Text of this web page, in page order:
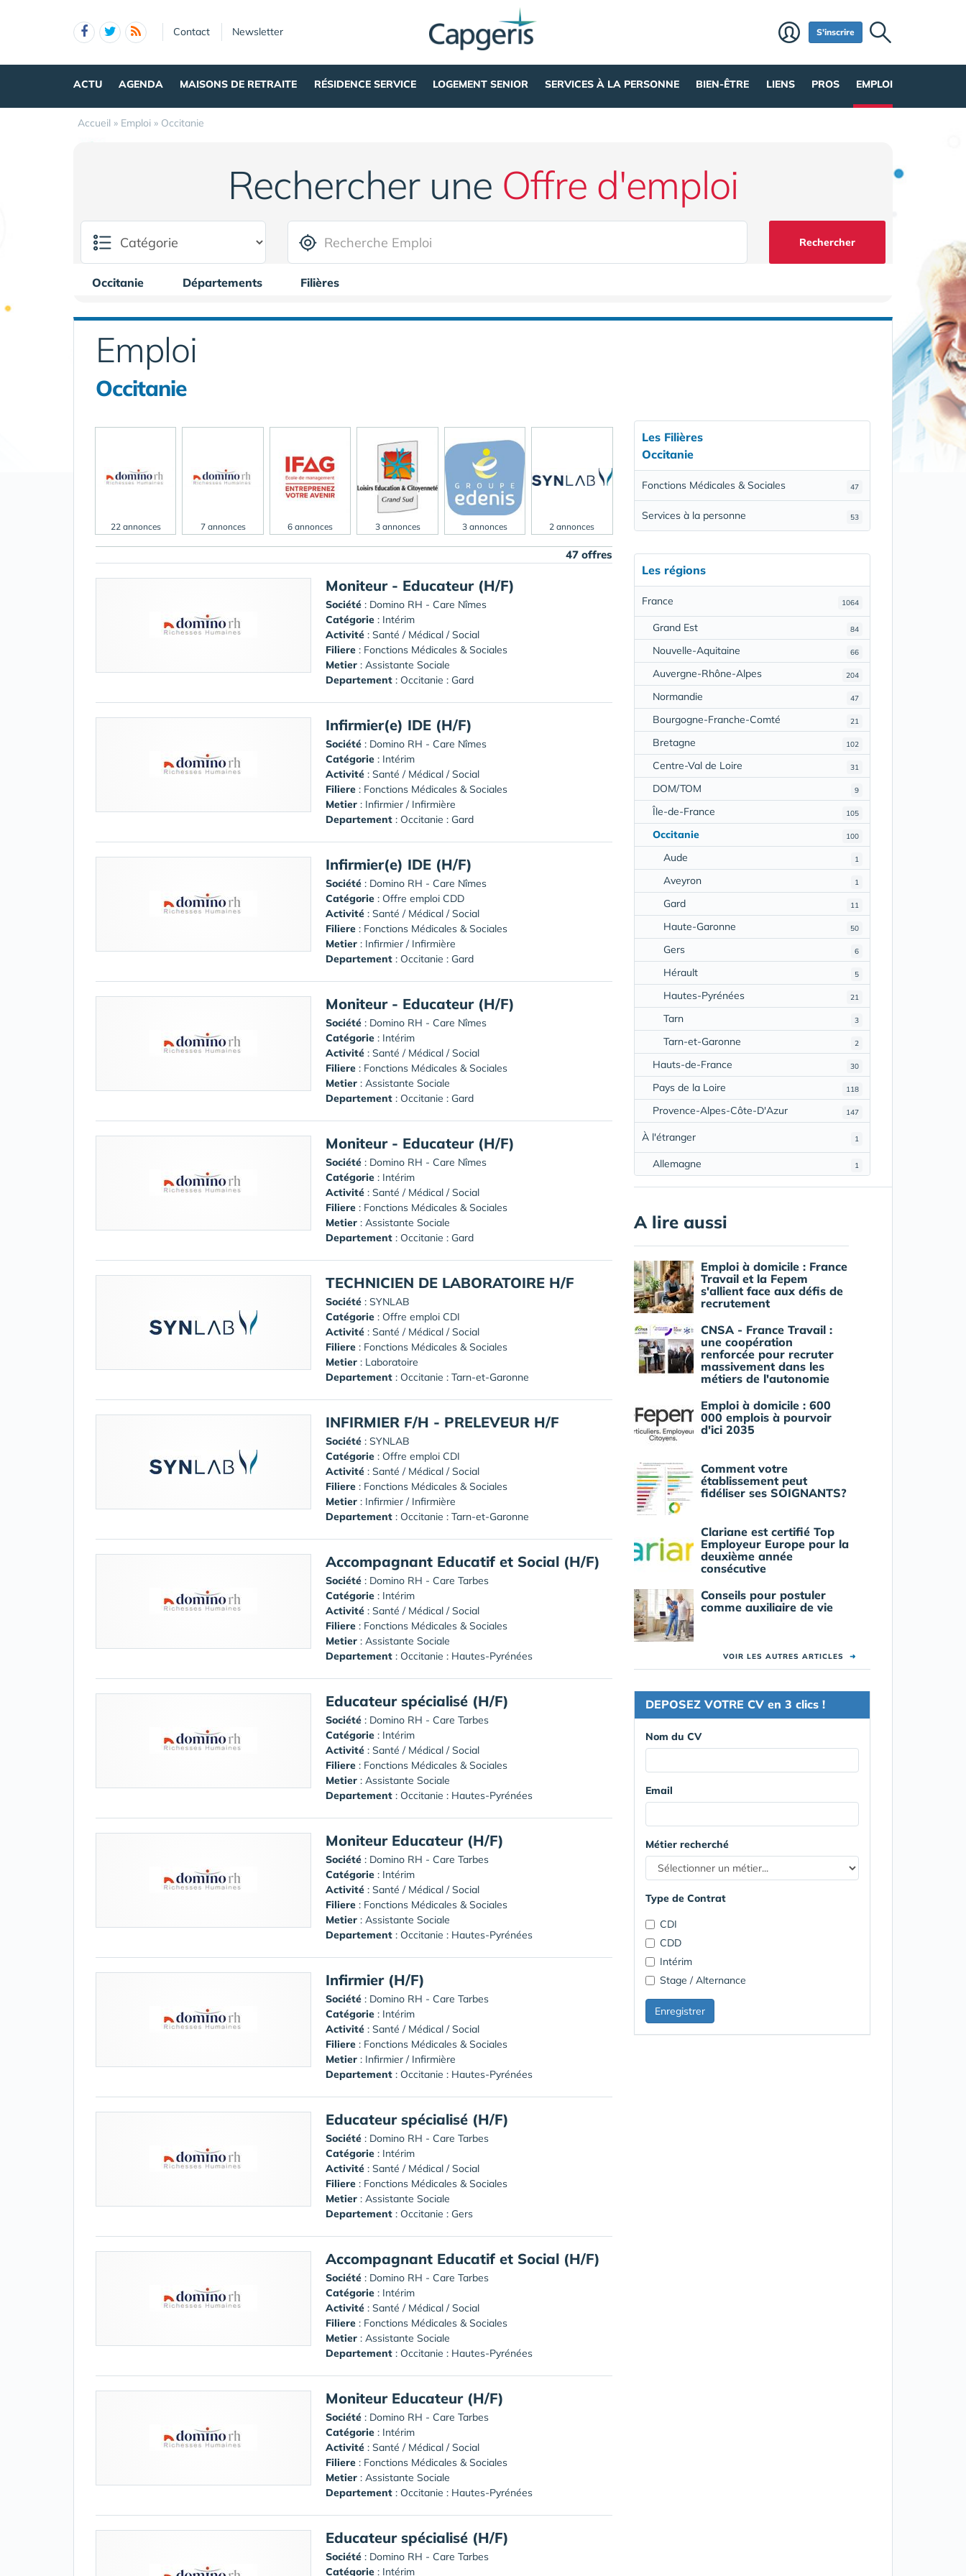
Contact Newsletter S'inscrire
ACTU AGENDA MAISONS DE RETRAITE RÉSIDENCE SERVICE LOGEMENT SENIOR SERVICES À LA PERSONNE BIEN-ÊTRE LIENS PROS EMPLOI
Accueil » Emploi » Occitanie
Rechercher une Offre d'emploi
Rechercher
Occitanie Départements Filières
Emploi
Occitanie
22 annonces 7 annonces 6 annonces 3 annonces 3 annonces 2 annonces
47 offres
Moniteur - Educateur (H/F)
Société : Domino RH - Care Nîmes
Catégorie : Intérim
Activité : Santé / Médical / Social
Filiere : Fonctions Médicales & Sociales
Metier : Assistante Sociale
Departement : Occitanie : Gard
Infirmier(e) IDE (H/F)
Société : Domino RH - Care Nîmes
Catégorie : Intérim
Activité : Santé / Médical / Social
Filiere : Fonctions Médicales & Sociales
Metier : Infirmier / Infirmière
Departement : Occitanie : Gard
Infirmier(e) IDE (H/F)
Société : Domino RH - Care Nîmes
Catégorie : Offre emploi CDD
Activité : Santé / Médical / Social
Filiere : Fonctions Médicales & Sociales
Metier : Infirmier / Infirmière
Departement : Occitanie : Gard
Moniteur - Educateur (H/F)
Société : Domino RH - Care Nîmes
Catégorie : Intérim
Activité : Santé / Médical / Social
Filiere : Fonctions Médicales & Sociales
Metier : Assistante Sociale
Departement : Occitanie : Gard
Moniteur - Educateur (H/F)
Société : Domino RH - Care Nîmes
Catégorie : Intérim
Activité : Santé / Médical / Social
Filiere : Fonctions Médicales & Sociales
Metier : Assistante Sociale
Departement : Occitanie : Gard
TECHNICIEN DE LABORATOIRE H/F
Société : SYNLAB
Catégorie : Offre emploi CDI
Activité : Santé / Médical / Social
Filiere : Fonctions Médicales & Sociales
Metier : Laboratoire
Departement : Occitanie : Tarn-et-Garonne
INFIRMIER F/H - PRELEVEUR H/F
Société : SYNLAB
Catégorie : Offre emploi CDI
Activité : Santé / Médical / Social
Filiere : Fonctions Médicales & Sociales
Metier : Infirmier / Infirmière
Departement : Occitanie : Tarn-et-Garonne
Accompagnant Educatif et Social (H/F)
Société : Domino RH - Care Tarbes
Catégorie : Intérim
Activité : Santé / Médical / Social
Filiere : Fonctions Médicales & Sociales
Metier : Assistante Sociale
Departement : Occitanie : Hautes-Pyrénées
Educateur spécialisé (H/F)
Société : Domino RH - Care Tarbes
Catégorie : Intérim
Activité : Santé / Médical / Social
Filiere : Fonctions Médicales & Sociales
Metier : Assistante Sociale
Departement : Occitanie : Hautes-Pyrénées
Moniteur Educateur (H/F)
Société : Domino RH - Care Tarbes
Catégorie : Intérim
Activité : Santé / Médical / Social
Filiere : Fonctions Médicales & Sociales
Metier : Assistante Sociale
Departement : Occitanie : Hautes-Pyrénées
Infirmier (H/F)
Société : Domino RH - Care Tarbes
Catégorie : Intérim
Activité : Santé / Médical / Social
Filiere : Fonctions Médicales & Sociales
Metier : Infirmier / Infirmière
Departement : Occitanie : Hautes-Pyrénées
Educateur spécialisé (H/F)
Société : Domino RH - Care Tarbes
Catégorie : Intérim
Activité : Santé / Médical / Social
Filiere : Fonctions Médicales & Sociales
Metier : Assistante Sociale
Departement : Occitanie : Gers
Accompagnant Educatif et Social (H/F)
Société : Domino RH - Care Tarbes
Catégorie : Intérim
Activité : Santé / Médical / Social
Filiere : Fonctions Médicales & Sociales
Metier : Assistante Sociale
Departement : Occitanie : Hautes-Pyrénées
Moniteur Educateur (H/F)
Société : Domino RH - Care Tarbes
Catégorie : Intérim
Activité : Santé / Médical / Social
Filiere : Fonctions Médicales & Sociales
Metier : Assistante Sociale
Departement : Occitanie : Hautes-Pyrénées
Educateur spécialisé (H/F)
Société : Domino RH - Care Tarbes
Catégorie : Intérim
Les Filières
Occitanie
47
Fonctions Médicales & Sociales
53
Services à la personne
Les régions
1064
France
84
Grand Est
66
Nouvelle-Aquitaine
204
Auvergne-Rhône-Alpes
47
Normandie
21
Bourgogne-Franche-Comté
102
Bretagne
31
Centre-Val de Loire
9
DOM/TOM
105
Île-de-France
100
Occitanie
1
Aude
1
Aveyron
11
Gard
50
Haute-Garonne
6
Gers
5
Hérault
21
Hautes-Pyrénées
3
Tarn
2
Tarn-et-Garonne
30
Hauts-de-France
118
Pays de la Loire
147
Provence-Alpes-Côte-D'Azur
1
À l'étranger
1
Allemagne
A lire aussi
Emploi à domicile : France
Travail et la Fepem
s'allient face aux défis de
recrutement
CNSA - France Travail :
une coopération
renforcée pour recruter
massivement dans les
métiers de l'autonomie
Emploi à domicile : 600
000 emplois à pourvoir
d'ici 2035
Comment votre
établissement peut
fidéliser ses SOIGNANTS?
Clariane est certifié Top
Employeur Europe pour la
deuxième année
consécutive
Conseils pour postuler
comme auxiliaire de vie
VOIR LES AUTRES ARTICLES ➜
DEPOSEZ VOTRE CV en 3 clics !
Nom du CV
Email
Métier recherché
Type de Contrat
CDI
CDD
Intérim
Stage / Alternance